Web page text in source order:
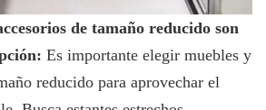
de tamaño reducido son
Es importante elegir muebles y
reducido para aprovechar el